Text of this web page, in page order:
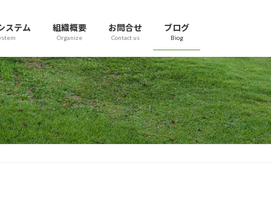
ステム 組織概要
Organize
お問合せ
Contact us
ブログ
Biog